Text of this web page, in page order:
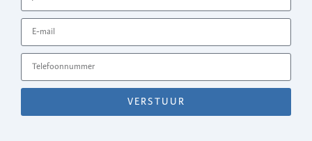
VERSTUUR